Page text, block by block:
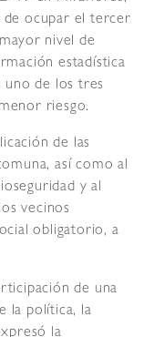
de ocupar el tercer
nivel de
estadística
uno de los tres
riesgo.
de las
así como al
y al
vecinos
obligatorio, a
de una
la política, la
la